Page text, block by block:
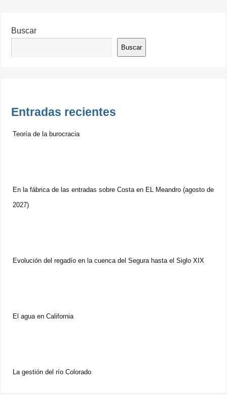
Buscar
Buscar
Entradas recientes
Teoría de la burocracia
En la fábrica de las entradas sobre Costa en EL Meandro (agosto de
2027)
Evolución del regadío en la cuenca del Segura hasta el Siglo XIX
El agua en California
La gestión del río Colorado